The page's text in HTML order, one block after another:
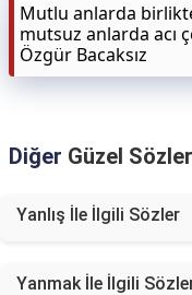
Mutlu anlarda
mutsuz anlarda acı
Özgür Bacaksız
Diğer Güzel Sözler
Yanlış İle İlgili Sözler
Yanmak İle İlgili